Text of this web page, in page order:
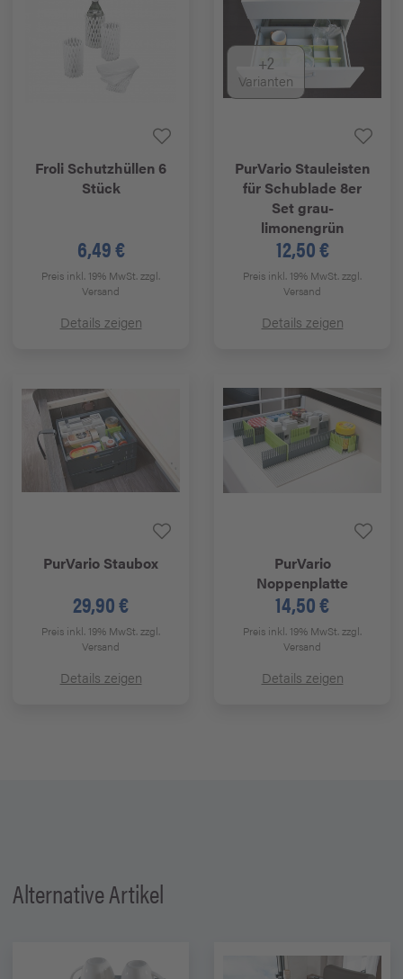
Froli Schutzhüllen 6
Stück
6,49 €
Preis inkl. 19% MwSt.zzgl.
Versand
Details zeigen
+2
Varianten
PurVario Stauleisten
für Schublade 8er
Set grau-
limonengrün
12,50 €
Preis inkl. 19% MwSt.zzgl.
Versand
Details zeigen
PurVario Staubox
29,90 €
Preis inkl. 19% MwSt.zzgl.
Versand
Details zeigen
PurVario
Noppenplatte
14,50 €
Preis inkl. 19% MwSt.zzgl.
Versand
Details zeigen
Alternative Artikel